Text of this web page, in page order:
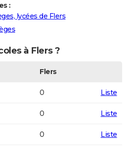
:
lycées de Flers
à Flers ?
Flers
0 Liste
0 Liste
0 Liste